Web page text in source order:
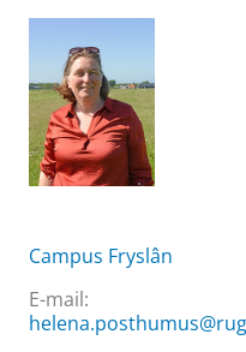
Campus Fryslân
E-mail: